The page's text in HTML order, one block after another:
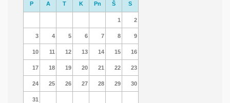
P A T K Pn Š S
1 2
3 4 5 6 7 8 9
10 11 12 13 14 15 16
17 18 19 20 21 22 23
24 25 26 27 28 29 30
31